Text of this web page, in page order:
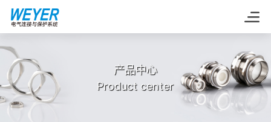
产品中心
Product center